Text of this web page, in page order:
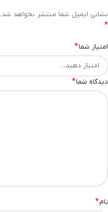
نشانی ایمیل شما منتشر نخواهد شد.
*
امتیاز شما*
دیدگاه شما*
نام*